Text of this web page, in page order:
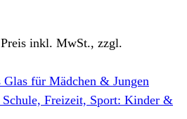
Preis inkl. MwSt., zzgl.